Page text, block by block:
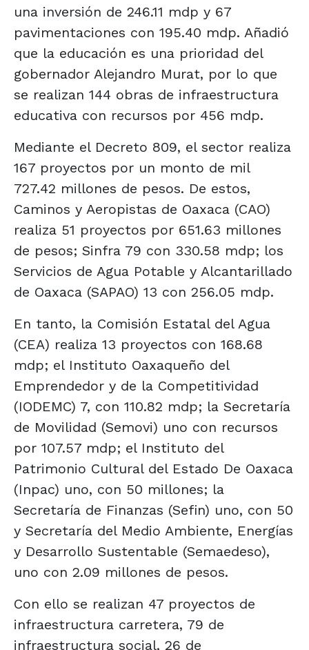
una inversión de 246.11 mdp y 67
pavimentaciones con 195.40 mdp. Añadió
que la educación es una prioridad del
gobernador Alejandro Murat, por lo que
se realizan 144 obras de infraestructura
educativa con recursos por 456 mdp.
Mediante el Decreto 809, el sector realiza
167 proyectos por un monto de mil
727.42 millones de pesos. De estos,
Caminos y Aeropistas de Oaxaca (CAO)
realiza 51 proyectos por 651.63 millones
de pesos; Sinfra 79 con 330.58 mdp; los
Servicios de Agua Potable y Alcantarillado
de Oaxaca (SAPAO) 13 con 256.05 mdp.
En tanto, la Comisión Estatal del Agua
(CEA) realiza 13 proyectos con 168.68
mdp; el Instituto Oaxaqueño del
Emprendedor y de la Competitividad
(IODEMC) 7, con 110.82 mdp; la Secretaría
de Movilidad (Semovi) uno con recursos
por 107.57 mdp; el Instituto del
Patrimonio Cultural del Estado De Oaxaca
(Inpac) uno, con 50 millones; la
Secretaría de Finanzas (Sefin) uno, con 50
y Secretaría del Medio Ambiente, Energías
y Desarrollo Sustentable (Semaedeso),
uno con 2.09 millones de pesos.
Con ello se realizan 47 proyectos de
infraestructura carretera, 79 de
infraestructura social, 26 de